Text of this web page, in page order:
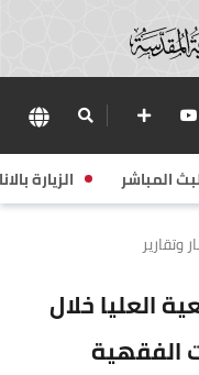
المباشر الزيارة
وتقارير
العليا خلال
الفقهية